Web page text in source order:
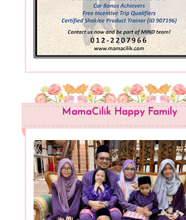
MamaCilik Happy Family